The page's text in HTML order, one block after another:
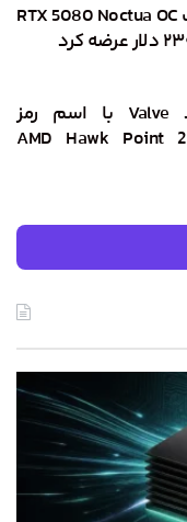
ایسوس کارت گرافیک RTX 5080 Noctua OC
کنسول بازی جدید Valve با اسم رمز
Fremont از چیپ AMD Hawk Point 2